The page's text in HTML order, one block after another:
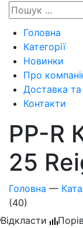
Головна
Категорії
Новинки
Про
Доставка та
Контакти
PP-R
25
Головна —
(40)
Відкласти